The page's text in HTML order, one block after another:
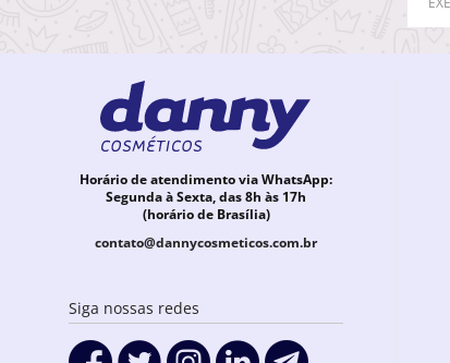
Horário de atendimento via WhatsApp:
Segunda à Sexta, das 8h às 17h
(horário de Brasília)
contato@dannycosmeticos.com.br
Siga nossas redes